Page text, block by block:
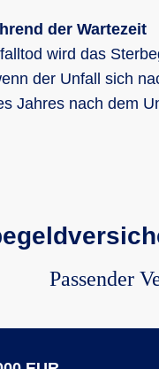
der Wartezeit
wird das
der Unfall sich
Jahres nach dem
Passender